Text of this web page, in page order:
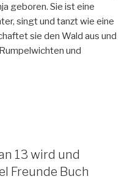
geboren. Sie ist eine
singt und tanzt wie eine
sie den Wald aus und
und
13 wird und
Freunde Buch